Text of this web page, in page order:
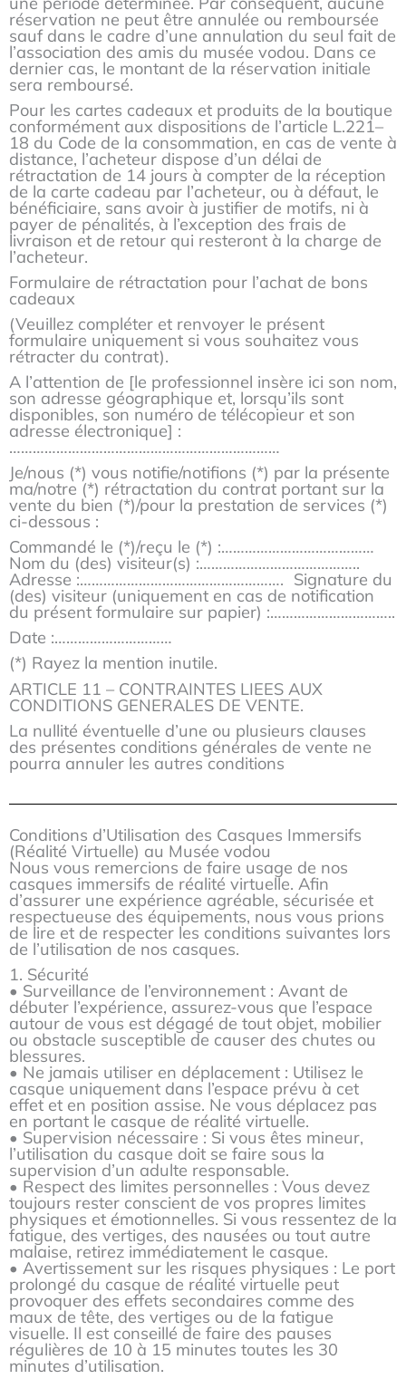
réservation ne peut être annulée ou remboursée
sauf dans le cadre d’une annulation du seul fait de
l’association des amis du musée vodou. Dans ce
dernier cas, le montant de la réservation initiale
sera remboursé.
Pour les cartes cadeaux et produits de la boutique
conformément aux dispositions de l’article L.221–
18 du Code de la consommation, en cas de vente à
distance, l’acheteur dispose d’un délai de
rétractation de 14 jours à compter de la réception
de la carte cadeau par l’acheteur, ou à défaut, le
bénéficiaire, sans avoir à justifier de motifs, ni à
payer de pénalités, à l’exception des frais de
livraison et de retour qui resteront à la charge de
l’acheteur.
Formulaire de rétractation pour l’achat de bons
cadeaux
(Veuillez compléter et renvoyer le présent
formulaire uniquement si vous souhaitez vous
rétracter du contrat).
A l’attention de [le professionnel insère ici son nom,
son adresse géographique et, lorsqu’ils sont
disponibles, son numéro de télécopieur et son
adresse électronique] :
……………………………………………………………
Je/nous (*) vous notifie/notifions (*) par la présente
ma/notre (*) rétractation du contrat portant sur la
vente du bien (*)/pour la prestation de services (*)
ci-dessous :
Commandé le (*)/reçu le (*) :…………………………………
Nom du (des) visiteur(s) :…………………………………..
Adresse :……………………………………………. Signature du
(des) visiteur (uniquement en cas de notification
du présent formulaire sur papier) :…………………………..
Date :…………………………
(*) Rayez la mention inutile.
ARTICLE 11 – CONTRAINTES LIEES AUX
CONDITIONS GENERALES DE VENTE.
La nullité éventuelle d’une ou plusieurs clauses
des présentes conditions générales de vente ne
pourra annuler les autres conditions
Conditions d’Utilisation des Casques Immersifs
(Réalité Virtuelle) au Musée vodou
Nous vous remercions de faire usage de nos
casques immersifs de réalité virtuelle. Afin
d’assurer une expérience agréable, sécurisée et
respectueuse des équipements, nous vous prions
de lire et de respecter les conditions suivantes lors
de l’utilisation de nos casques.
1. Sécurité
• Surveillance de l’environnement : Avant de
débuter l’expérience, assurez-vous que l’espace
autour de vous est dégagé de tout objet, mobilier
ou obstacle susceptible de causer des chutes ou
blessures.
• Ne jamais utiliser en déplacement : Utilisez le
casque uniquement dans l’espace prévu à cet
effet et en position assise. Ne vous déplacez pas
en portant le casque de réalité virtuelle.
• Supervision nécessaire : Si vous êtes mineur,
l’utilisation du casque doit se faire sous la
supervision d’un adulte responsable.
• Respect des limites personnelles : Vous devez
toujours rester conscient de vos propres limites
physiques et émotionnelles. Si vous ressentez de la
fatigue, des vertiges, des nausées ou tout autre
malaise, retirez immédiatement le casque.
• Avertissement sur les risques physiques : Le port
prolongé du casque de réalité virtuelle peut
provoquer des effets secondaires comme des
maux de tête, des vertiges ou de la fatigue
visuelle. Il est conseillé de faire des pauses
régulières de 10 à 15 minutes toutes les 30
minutes d’utilisation.